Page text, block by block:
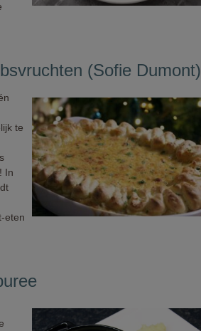
(Sofie Dumont)
te
In
eten